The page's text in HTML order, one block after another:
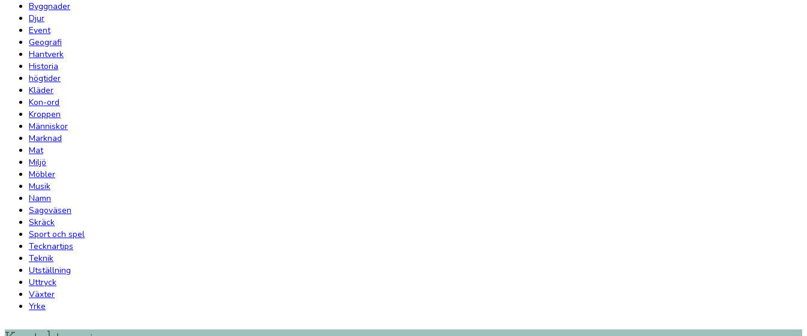
Byggnader
Djur
Event
Geografi
Hantverk
Historia
högtider
Kläder
Kon-ord
Kroppen
Människor
Marknad
Mat
Miljö
Möbler
Musik
Namn
Sagoväsen
Skräck
Sport och spel
Tecknartips
Teknik
Utställning
Uttryck
Växter
Yrke